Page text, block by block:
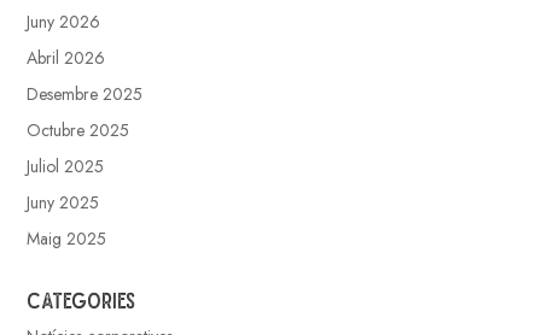
Juny 2026
Abril 2026
Desembre 2025
Octubre 2025
Juliol 2025
Juny 2025
Maig 2025
Categories